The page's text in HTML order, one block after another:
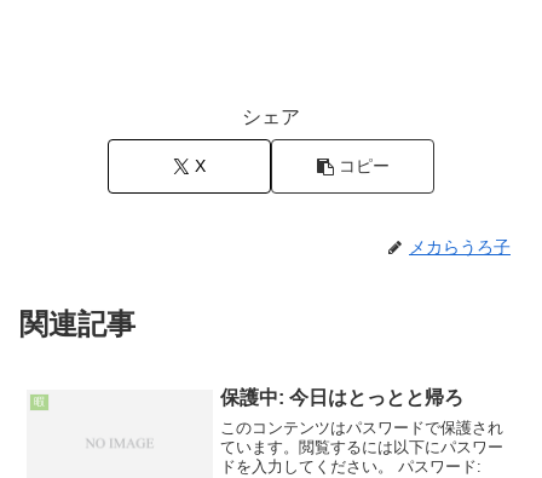
シェア
X コピー
メカらうろ子
関連記事
暇 保護中: 今日はとっとと帰ろ
このコンテンツはパスワードで保護され
ています。閲覧するには以下にパスワー
ドを入力してください。 パスワード: